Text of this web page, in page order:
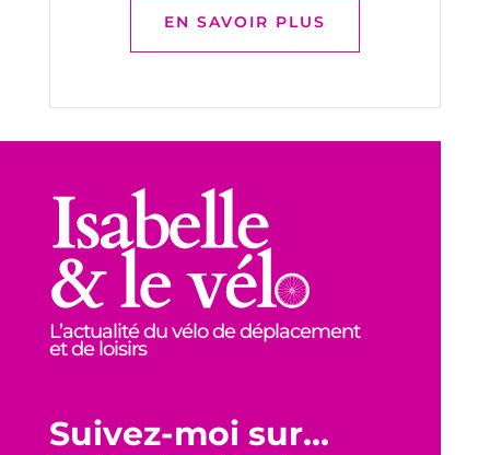
EN SAVOIR PLUS
L’actualité du vélo de déplacement
et de loisirs
Suivez-moi sur…